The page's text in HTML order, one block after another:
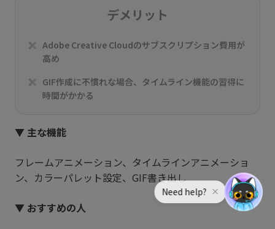
デメリット
Adobe Creative Cloudのサブスクリプション費用が
高め
GIF作成に不慣れな場合、タイムライン機能の習得に
時間がかかる
▼ 主な機能
フレームアニメーション、タイムラインアニメーショ
ン、カラーパレット設定、GIF書き出し
▼ おすすめの人